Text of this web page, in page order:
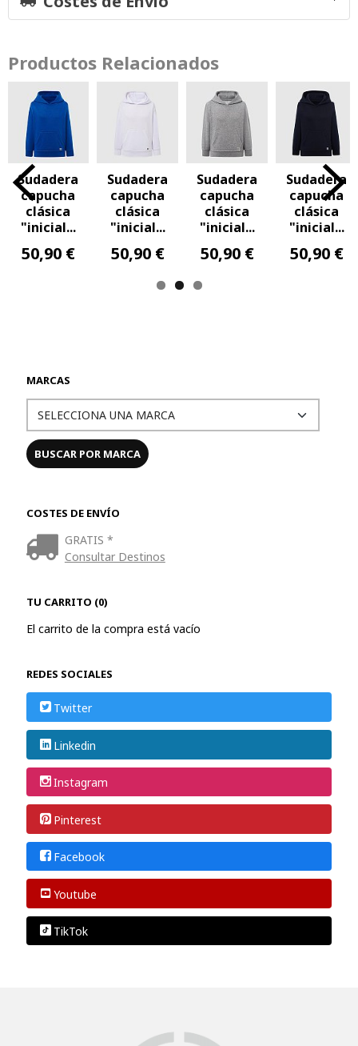
MARCAS
COSTES DE ENVÍO
GRATIS *
Consultar Destinos
TU CARRITO (0)
El carrito de la compra está vacío
REDES SOCIALES
Twitter
Linkedin
Instagram
Pinterest
Facebook
Youtube
TikTok
Productos Relacionados
€
Sudadera
capucha
clásica
"inicial...
50,90 €
Sudadera
capucha
clásica
"inicial...
50,90 €
Sudadera
capucha
clásica
"inicial...
50,90 €